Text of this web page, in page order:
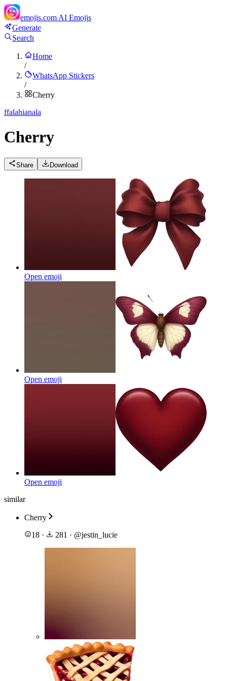
emojis.com AI Emojis
Generate
Search
Home
/
WhatsApp Stickers
/
Cherry
ffalahianala
Cherry
Share Download
Open emoji
Open emoji
Open emoji
similar
Cherry
18 · 281 · @jestin_lucie